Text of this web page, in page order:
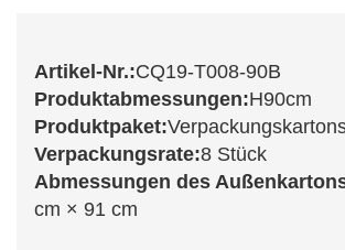
Artikel-Nr.:CQ19-T008-90B
Produktabmessungen:H90cm
Produktpaket:
Verpackungsrate:8 Stück
Abmessungen des
cm × 91 cm